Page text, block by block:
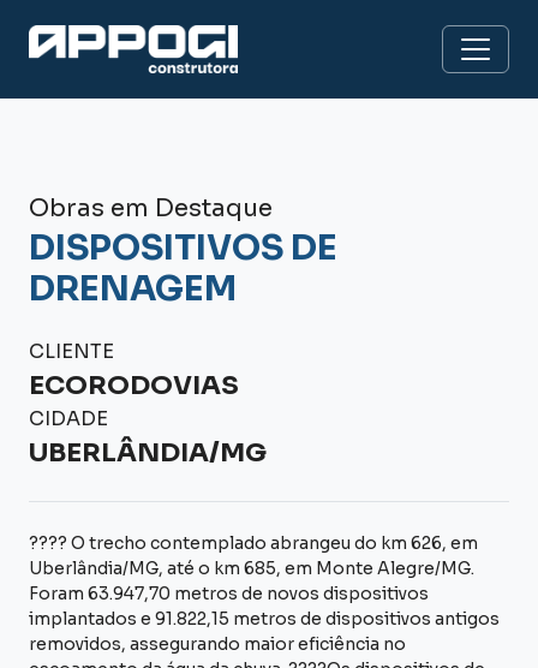
Obras em Destaque
DISPOSITIVOS DE
DRENAGEM
CLIENTE
ECORODOVIAS
CIDADE
UBERLÂNDIA/MG
???? O trecho contemplado abrangeu do km 626, em
Uberlândia/MG, até o km 685, em Monte Alegre/MG.
Foram 63.947,70 metros de novos dispositivos
implantados e 91.822,15 metros de dispositivos antigos
removidos, assegurando maior eficiência no